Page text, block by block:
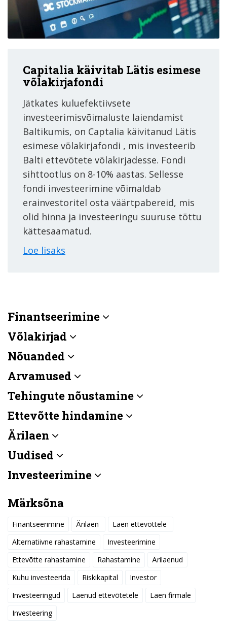
Capitalia käivitab Lätis esimese
võlakirjafondi
Jätkates kuluefektiivsete
investeerimisvõimaluste laiendamist
Baltikumis, on Captalia käivitanud Lätis
esimese võlakirjafondi , mis investeerib
Balti ettevõtete võlakirjadesse. Fondi
sihttootlus on 8-10% aastas. Sellesse
fondi investeerimine võimaldab
erainvestoritel osta väärtpabereid, mis
olid hinna ja investeeringu suuruse tõttu
kättesaamatud.
Loe lisaks
Finantseerimine
Võlakirjad
Nõuanded
Arvamused
Tehingute nõustamine
Ettevõtte hindamine
Ärilaen
Uudised
Investeerimine
Märksõna
Finantseerimine Ärilaen
Laen ettevõttele
Alternatiivne rahastamine
Investeerimine
Ettevõtte rahastamine
Rahastamine
Ärilaenud
Kuhu investeerida
Riskikapital
Investor
Investeeringud
Laenud ettevõtetele
Laen firmale
Investeering